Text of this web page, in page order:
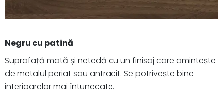
Negru cu patină
Suprafață mată și netedă cu un finisaj care amintește
de metalul periat sau antracit. Se potrivește bine
interioarelor mai întunecate.